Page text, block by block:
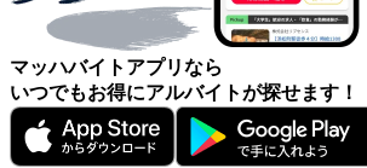
マッハバイトアプリなら
いつでもお得にアルバイトが探せます！